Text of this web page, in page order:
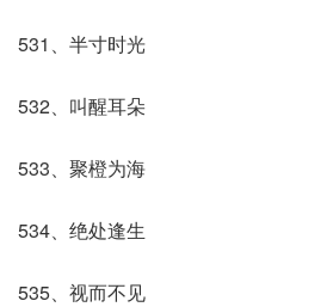
531、半寸时光
532、叫醒耳朵
533、聚橙为海
534、绝处逢生
535、视而不见